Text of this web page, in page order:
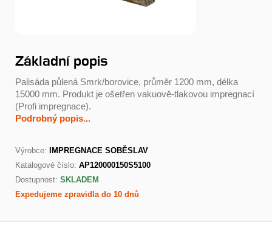
Základní popis
Palisáda půlená Smrk/borovice, průměr 1200 mm, délka
15000 mm. Produkt je ošetřen vakuově-tlakovou impregnací
(Profi impregnace).
Podrobný popis...
Výrobce:
IMPREGNACE SOBĚSLAV
Katalogové číslo: AP120000150S5100
Dostupnost: SKLADEM
Expedujeme zpravidla do 10 dnů